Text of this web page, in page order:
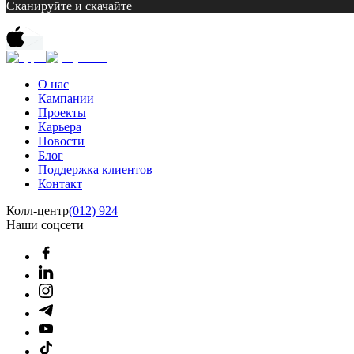
Сканируйте и скачайте
О нас
Кампании
Проекты
Карьера
Новости
Блог
Поддержка клиентов
Контакт
Колл-центр(012) 924
Наши соцсети